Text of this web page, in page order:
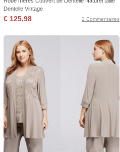
Dentelle Vintage
€ 125,98 2 Commentaires